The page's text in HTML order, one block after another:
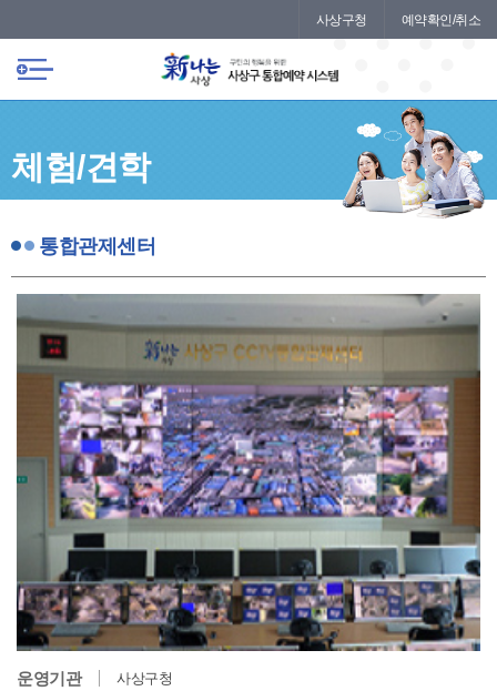
사상구청 예약확인/취소
체험/견학
통합관제센터
구청 예식장
운영기관 사상구청